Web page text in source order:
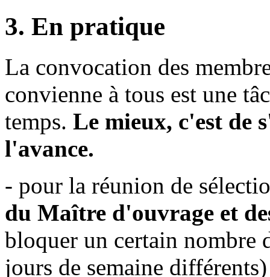
3. En pratique
La convocation des
convienne à tous est une
temps. Le mieux, c'est de
l'avance.
- pour la réunion de
du Maître d'ouvrage et
bloquer un certain nombre
jours de semaine